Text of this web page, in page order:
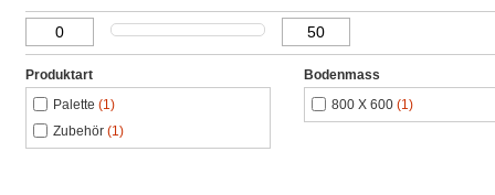
Produktart
Palette (1)
Zubehör (1)
Bodenmass
800 X 600 (1)